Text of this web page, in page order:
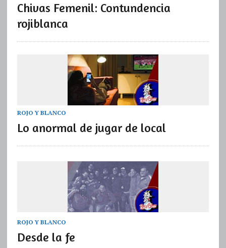
Chivas Femenil: Contundencia
rojiblanca
ROJO Y BLANCO
Lo anormal de jugar de local
ROJO Y BLANCO
Desde la fe